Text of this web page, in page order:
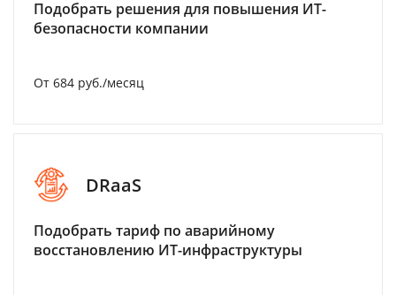
Подобрать решения для повышения ИТ-
безопасности компании
От 684 руб./месяц
DRaaS
Подобрать тариф по аварийному
восстановлению ИТ-инфраструктуры